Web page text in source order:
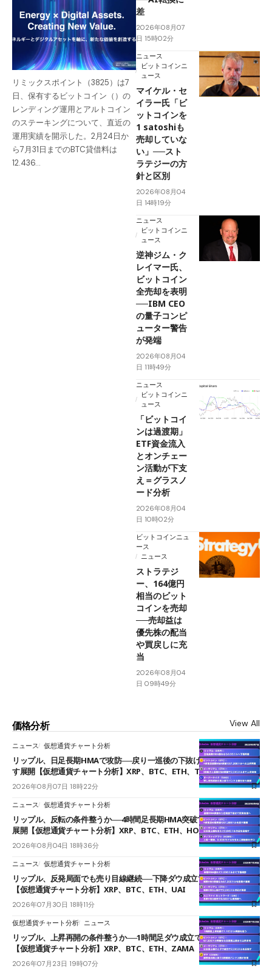
リミックスポイント（3825）は7
日、保有するビットコイン（）の
レンディング運用とアルトコイン
のステーキングについて、直近の
運用実績を開示した。2月24日か
ら7月31日までのBTC貸借料は
12.436…
差
2026年08月07
日 15時02分
ニュース
ビットコインニ
ュース
マイケル・セ
イラー氏「ビ
ットコインを
1 satoshiも
売却していな
い」──スト
ラテジーの方
針と区別
2026年08月04
日 14時19分
ニュース
ビットコインニ
ュース
逆神ジム・ク
レイマー氏、
ビットコイン
全売却を表明
──IBM CEO
の量子コンピ
ューター警告
が発端
2026年08月04
日 11時49分
ニュース
ビットコインニ
ュース
「ビットコイ
ンは過渡期」
ETF資金流入
とオンチェー
ン活動が下支
え＝グラスノ
ード分析
2026年08月04
日 10時02分
ビットコインニュ
ース
ニュース
ストラテジ
ー、164億円
相当のビット
コインを売却
──売却益は
優先株の配当
や買戻しに充
当
2026年08月04
日 09時49分
価格分析 View All
ニュース 仮想通貨チャート分析
リップル、日足長期HMAで攻防──戻り一巡後の下抜けで0.95ドルを試
す展開【仮想通貨チャート分析】XRP、BTC、ETH、TAKE
2026年08月07日 18時22分
ニュース 仮想通貨チャート分析
リップル、反転の条件整うか──4時間足長期HMA突破で雲下端を目指す
展開【仮想通貨チャート分析】XRP、BTC、ETH、HOME
2026年08月04日 18時36分
ニュース 仮想通貨チャート分析
リップル、反発局面でも売り目線継続──下降ダウ成立で下値追う展開
【仮想通貨チャート分析】XRP、BTC、ETH、UAI
2026年07月30日 18時11分
仮想通貨チャート分析 ニュース
リップル、上昇再開の条件整うか──1時間足ダウ成立で1.185ドルを狙う
【仮想通貨チャート分析】XRP、BTC、ETH、ZAMA
2026年07月23日 19時07分